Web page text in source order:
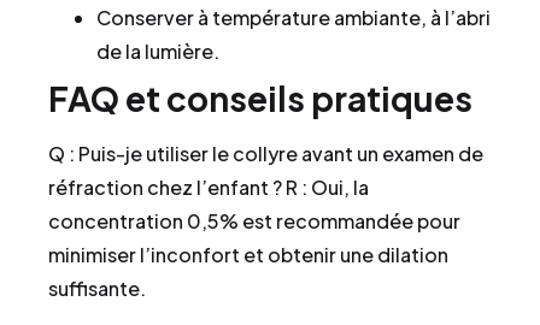
Conserver à température ambiante, à l’abri
de la lumière.
FAQ et conseils pratiques
Q : Puis-je utiliser le collyre avant un examen de
réfraction chez l’enfant ? R : Oui, la
concentration 0,5% est recommandée pour
minimiser l’inconfort et obtenir une dilation
suffisante.